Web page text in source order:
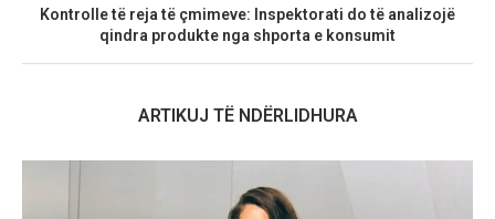
Kontrolle të reja të çmimeve: Inspektorati do të analizojë
qindra produkte nga shporta e konsumit
ARTIKUJ TË NDËRLIDHURA